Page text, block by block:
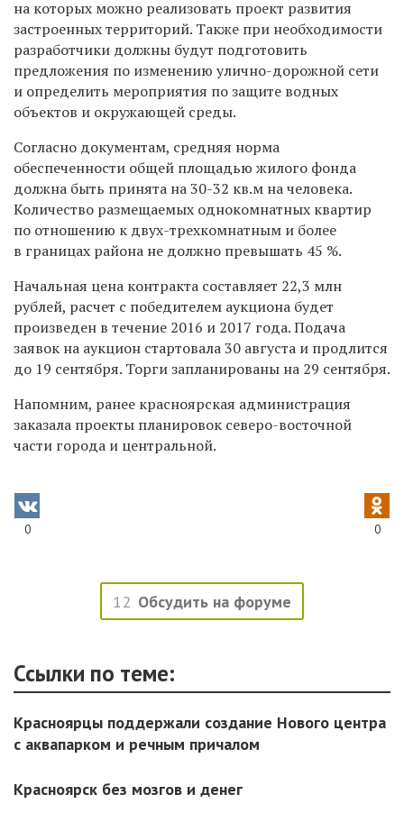
на которых можно реализовать проект развития
застроенных территорий. Также при необходимости
разработчики должны будут подготовить
предложения по изменению улично-дорожной сети
и определить мероприятия по защите водных
объектов и окружающей среды.
Согласно документам, средняя норма
обеспеченности общей площадью жилого фонда
должна быть принята на 30-32 кв.м на человека.
Количество размещаемых однокомнатных квартир
по отношению к двух-трехкомнатным и более
в границах района не должно превышать 45 %.
Начальная цена контракта составляет 22,3 млн
рублей, расчет с победителем аукциона будет
произведен в течение 2016 и 2017 года. Подача
заявок на аукцион стартовала 30 августа и продлится
до 19 сентября. Торги запланированы на 29 сентября.
Напомним, ранее красноярская администрация
заказала проекты планировок северо-восточной
части города и центральной.
0 0
12 Обсудить на форуме
Ссылки по теме:
Красноярцы поддержали создание Нового центра
с аквапарком и речным причалом
Красноярск без мозгов и денег